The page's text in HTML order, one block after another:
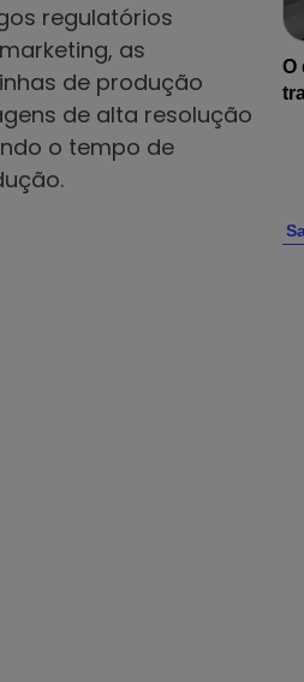
regulatórios
as
de produção
de alta resolução
o tempo de
O